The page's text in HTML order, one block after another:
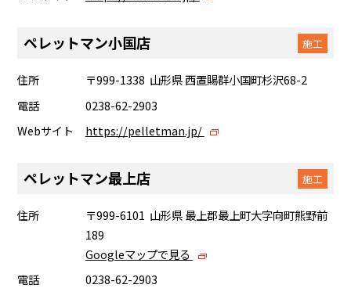
ペレットマン小国店 施工
住所
〒999-1338 山形県 西置賜群小国町杉沢68-2
電話
0238-62-2903
Webサイト
https://pelletman.jp/
ペレットマン最上店 施工
住所
〒999-6101 山形県 最上郡最上町大字向町熊野前
189
Googleマップで見る
電話
0238-62-2903